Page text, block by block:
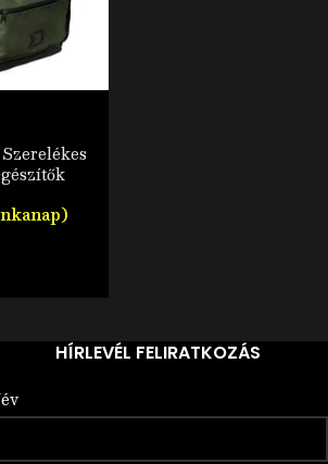
Szerelékes
HÍRLEVÉL FELIRATKOZÁS